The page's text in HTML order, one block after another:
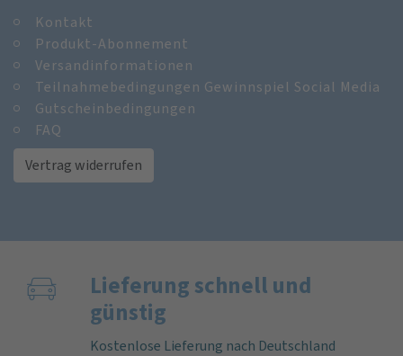
Kontakt
Produkt-Abonnement
Versandinformationen
Teilnahmebedingungen Gewinnspiel Social Media
Gutscheinbedingungen
FAQ
Vertrag widerrufen
Lieferung schnell und
günstig
Kostenlose Lieferung nach Deutschland